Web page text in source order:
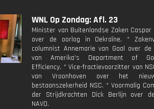
WNL Op Zondag: Afl. 23
Minister van Buitenlandse Zaken Caspar
over de oorlog in Oekraïne. *
columnist Annemarie van Gaal over de
van Amerika's Department of
Efficiency. * Vice-fractievoorzitter van
van Vroonhoven over het
bestaanszekerheid NSC. * Voormalig
der Strijdkrachten Dick Berlijn over
NAVO.